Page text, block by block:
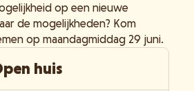
op een nieuwe
de mogelijkheden? Kom
op maandagmiddag 29 juni.
huis